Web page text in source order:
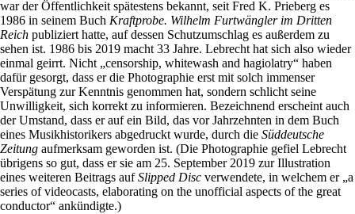
war der Öffentlichkeit spätestens bekannt, seit Fred K. Prieberg es
1986 in seinem Buch Kraftprobe. Wilhelm Furtwängler im Dritten
Reich publiziert hatte, auf dessen Schutzumschlag es außerdem zu
sehen ist. 1986 bis 2019 macht 33 Jahre. Lebrecht hat sich also wieder
einmal geirrt. Nicht „censorship, whitewash and hagiolatry“ haben
dafür gesorgt, dass er die Photographie erst mit solch immenser
Verspätung zur Kenntnis genommen hat, sondern schlicht seine
Unwilligkeit, sich korrekt zu informieren. Bezeichnend erscheint auch
der Umstand, dass er auf ein Bild, das vor Jahrzehnten in dem Buch
eines Musikhistorikers abgedruckt wurde, durch die Süddeutsche
Zeitung aufmerksam geworden ist. (Die Photographie gefiel Lebrecht
übrigens so gut, dass er sie am 25. September 2019 zur Illustration
eines weiteren Beitrags aufSlipped Disc verwendete, in welchem er „a
series of videocasts, elaborating on the unofficial aspects of the great
conductor“ ankündigte.)